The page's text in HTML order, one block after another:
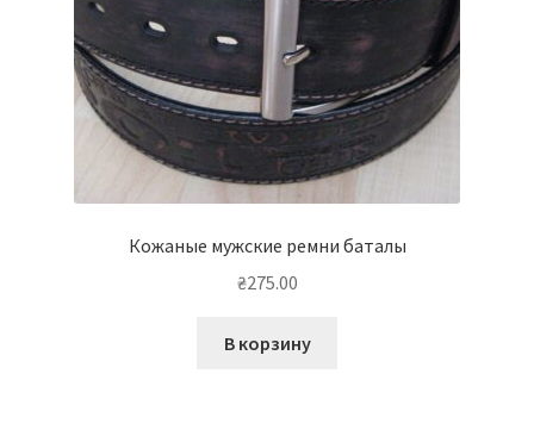
Кожаные мужские ремни баталы
₴275.00
В корзину